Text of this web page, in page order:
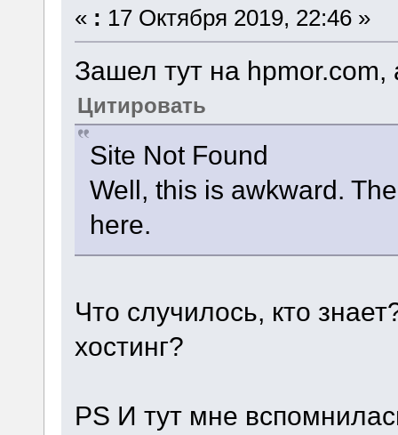
« : 17 Октября 2019, 22:46 »
Зашел тут на hpmor.com,
Цитировать
Site Not Found
Well, this is awkward.
here.
Что случилось, кто
хостинг?
PS И тут мне